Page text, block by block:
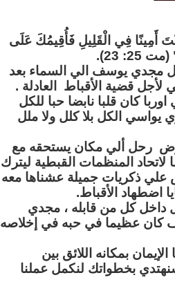
أَمِينًا فِي الْقَلِيلِ فَأُقِيمُكَ عَلَى
23).
مجدي يوسف الي السماء بعد
قضية الأقباط العادلة .
كان قلبا نابضا حبا للكل
يواسي الكل بلا كلل ولا ملل
رحل ألي مكان يستحقه مع
المنظمات القبطية ليترك
علي ذكريات جميلة عشناها معه
اضطهاد الأقباط.
داخل كل من قابله ، مجدي
عظيما في حبه في إخلاصه
بمكانه اللائق بين
بخطواتك لنكمل عملنا